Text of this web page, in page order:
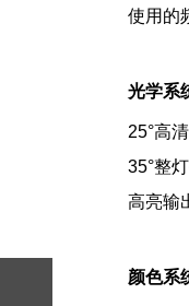
使用的
光学系
25°高
35°整
高亮输
颜色系